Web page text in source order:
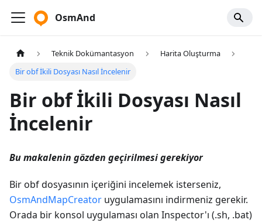
OsmAnd
Teknik Dokümantasyon
Harita Oluşturma
Bir obf İkili Dosyası Nasıl İncelenir
Bir obf İkili Dosyası Nasıl
İncelenir
Bu makalenin gözden geçirilmesi gerekiyor
Bir obf dosyasının içeriğini incelemek isterseniz,
OsmAndMapCreator uygulamasını indirmeniz gerekir.
Orada bir konsol uygulaması olan Inspector'ı (.sh, .bat)